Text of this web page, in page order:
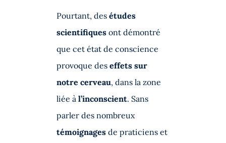
Pourtant, des études
scientifiques ont démontré
que cet état de conscience
provoque des effets sur
notre cerveau, dans la zone
liée à l’inconscient. Sans
parler des nombreux
témoignages de praticiens et